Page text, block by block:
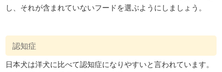
し、それが含まれていないフードを選ぶようにしましょう。
認知症
日本犬は洋犬に比べて認知症になりやすいと言われています。